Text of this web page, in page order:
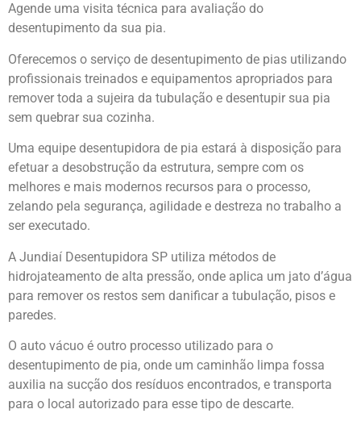
Agende uma visita técnica para avaliação do
desentupimento da sua pia.
Oferecemos o serviço de desentupimento de pias utilizando
profissionais treinados e equipamentos apropriados para
remover toda a sujeira da tubulação e desentupir sua pia
sem quebrar sua cozinha.
Uma equipe desentupidora de pia estará à disposição para
efetuar a desobstrução da estrutura, sempre com os
melhores e mais modernos recursos para o processo,
zelando pela segurança, agilidade e destreza no trabalho a
ser executado.
A Jundiaí Desentupidora SP utiliza métodos de
hidrojateamento de alta pressão, onde aplica um jato d’água
para remover os restos sem danificar a tubulação, pisos e
paredes.
O auto vácuo é outro processo utilizado para o
desentupimento de pia, onde um caminhão limpa fossa
auxilia na sucção dos resíduos encontrados, e transporta
para o local autorizado para esse tipo de descarte.